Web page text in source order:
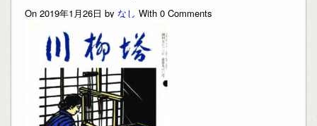
On 2019年1月26日 by なし With 0Comments